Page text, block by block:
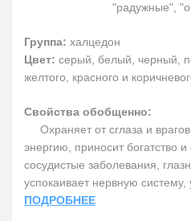
"радужные",
Группа: халцедон
Цвет: серый, белый, черный,
желтого, красного и
Свойства обобщенно:
Охраняет от сглаза и
энергию, приносит богатство
сосудистые заболевания,
успокаивает нервную систему,
ПОДРОБНЕЕ